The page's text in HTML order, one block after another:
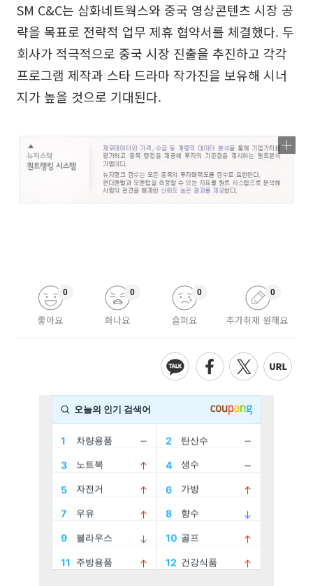
SM C&C는 삼화네트웍스와 중국 영상콘텐츠 시장 공
략을 목표로 전략적 업무 제휴 협약서를 체결했다. 두
회사가 적극적으로 중국 시장 진출을 추진하고 각각
프로그램 제작과 스타 드라마 작가진을 보유해 시너
지가 높을 것으로 기대된다.
좋아요
0
화나요
0
슬퍼요
0
추가취재 원해요
0